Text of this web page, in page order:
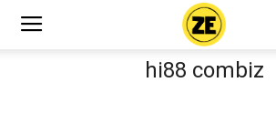
hi88 combiz